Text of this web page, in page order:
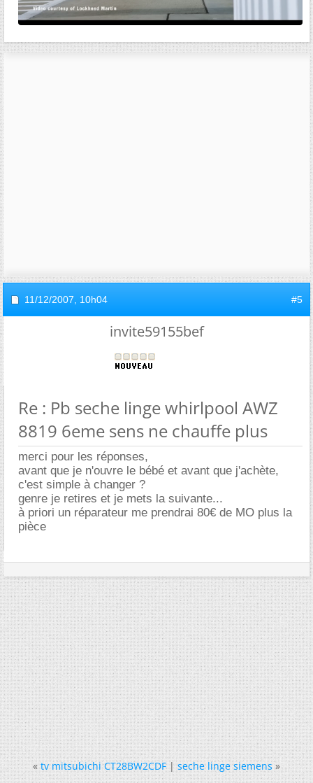
11/12/2007, 10h04 #5
invite59155bef
Re : Pb seche linge whirlpool AWZ
8819 6eme sens ne chauffe plus
merci pour les réponses,
avant que je n'ouvre le bébé et avant que j'achète,
c'est simple à changer ?
genre je retires et je mets la suivante...
à priori un réparateur me prendrai 80€ de MO plus la
pièce
« tv mitsubichi CT28BW2CDF|seche linge siemens »